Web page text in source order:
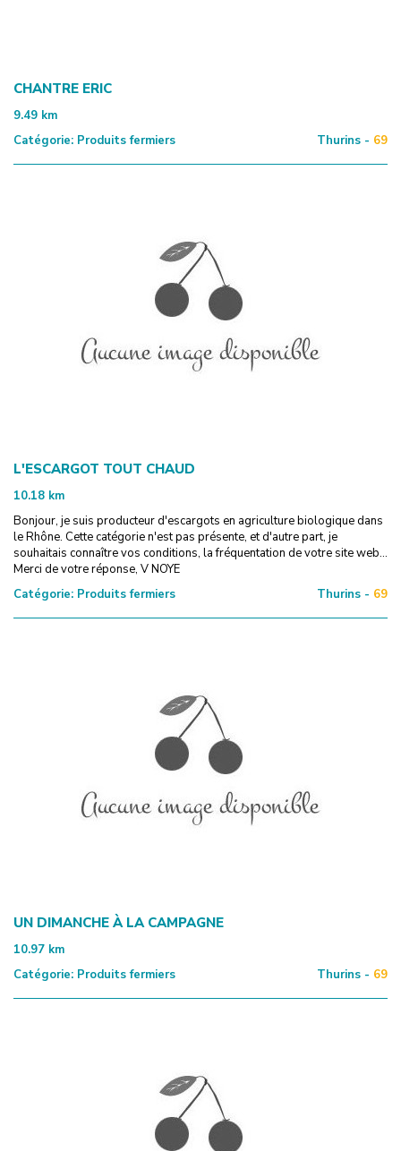
CHANTRE ERIC
9.49 km
Catégorie: Produits fermiers Thurins - 69
L'ESCARGOT TOUT CHAUD
10.18 km
Bonjour, je suis producteur d'escargots en agriculture biologique dans
le Rhône. Cette catégorie n'est pas présente, et d'autre part, je
souhaitais connaître vos conditions, la fréquentation de votre site web...
Merci de votre réponse, V NOYE
Catégorie: Produits fermiers Thurins - 69
UN DIMANCHE À LA CAMPAGNE
10.97 km
Catégorie: Produits fermiers Thurins - 69